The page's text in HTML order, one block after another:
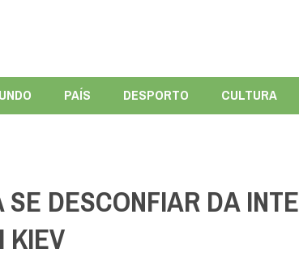
PAÍS DESPORTO CULTURA
DESCONFIAR DA
KIEV